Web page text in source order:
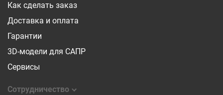
Как сделать заказ
Доставка и оплата
Гарантии
3D-модели для САПР
Сервисы
Сотрудничество